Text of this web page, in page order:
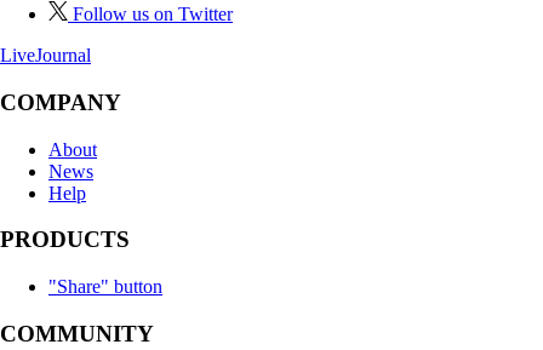
Follow us on Twitter
LiveJournal
COMPANY
About
News
Help
PRODUCTS
"Share" button
COMMUNITY